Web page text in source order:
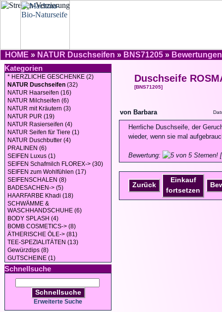
HOME » NATUR Duschseifen » BNS71205 » Bewertungen
Kategorien
* HERZLICHE GESCHENKE (2)
NATUR Duschseifen (32)
NATUR Haarseifen (16)
NATUR Milchseifen (6)
NATUR mit Kräutern (3)
NATUR PUR (19)
NATUR Rasierseifen (4)
NATUR Seifen für Tiere (1)
NATUR Duschbutter (4)
PRALINEN (6)
SEIFEN Luxus (1)
SEIFEN Schafmilch FLOREX-> (30)
SEIFEN zum Wohlfühlen (17)
SEIFENSCHALEN (8)
BADESACHEN-> (5)
HAARFARBE Khadi (18)
SCHWÄMME &
WASCHHANDSCHUHE (6)
BODY SPLASH (4)
BOMB COSMETICS-> (8)
ÄTHERISCHE ÖLE-> (81)
TEE-SPEZIALITÄTEN (13)
Gewürzdips (8)
GUTSCHEINE (1)
Schnellsuche
Schnellsuche
Erweiterte Suche
Duschseife
[BNS71205]
von Barbara
Herrliche Duschseife, der
wieder, wenn sie mal
Bewertung:
Zurück
Einkauf
fortsetzen